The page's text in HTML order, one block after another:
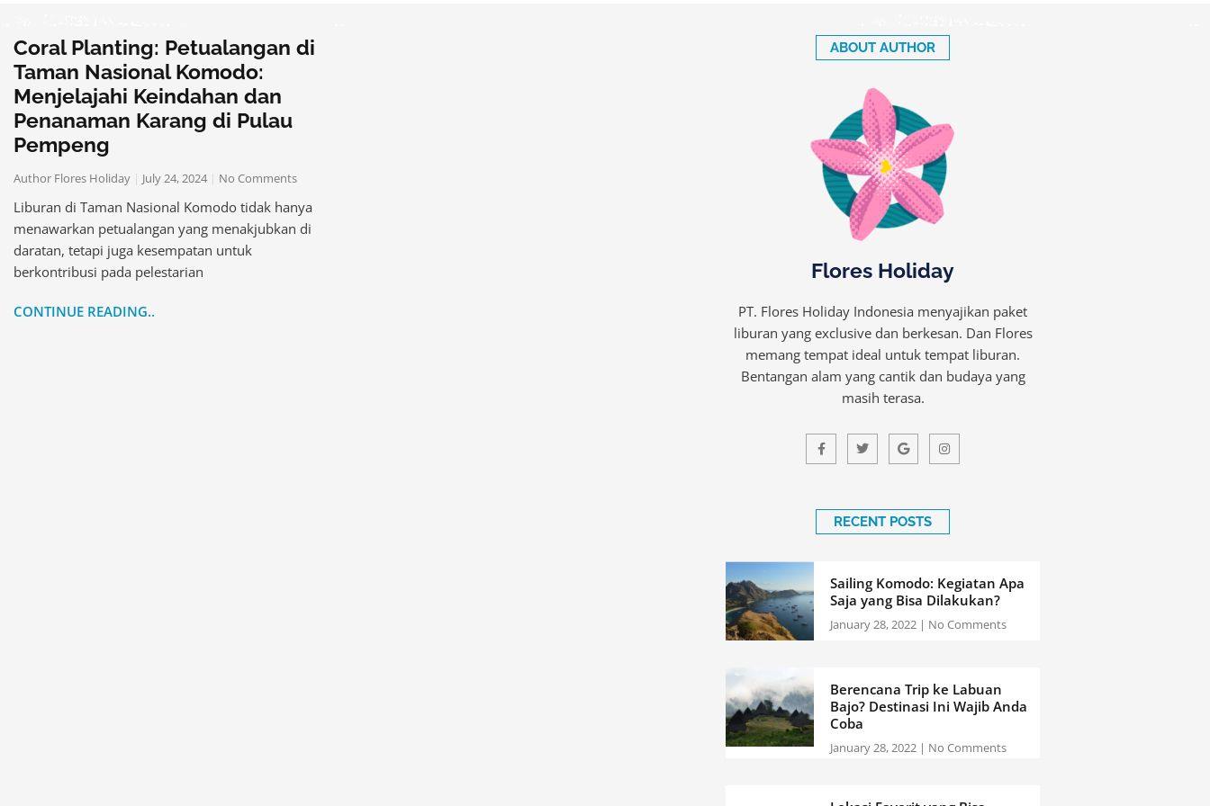
Coral Planting: Petualangan di
Taman Nasional Komodo:
Menjelajahi Keindahan dan
Penanaman Karang di Pulau
Pempeng
Author Flores Holiday July 24, 2024 No Comments
Liburan di Taman Nasional Komodo tidak hanya
menawarkan petualangan yang menakjubkan di
daratan, tetapi juga kesempatan untuk
berkontribusi pada pelestarian
CONTINUE READING..
ABOUT AUTHOR
Flores Holiday
PT. Flores Holiday Indonesia menyajikan paket
liburan yang exclusive dan berkesan. Dan Flores
memang tempat ideal untuk tempat liburan.
Bentangan alam yang cantik dan budaya yang
masih terasa.
F
a
c
e
o
-
T
w
i
t
r
G
o
o
g
I
n
s
t
r
m
RECENT POSTS
Sailing Komodo: Kegiatan Apa
Saja yang Bisa Dilakukan?
January 28, 2022 No Comments
Berencana Trip ke Labuan
Bajo? Destinasi Ini Wajib Anda
Coba
January 28, 2022 No Comments